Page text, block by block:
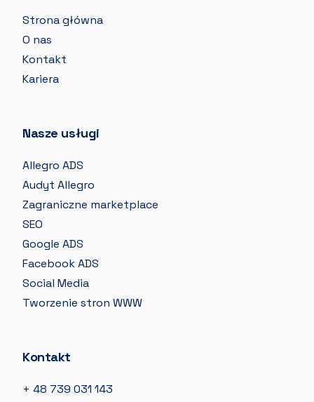
Strona główna
O nas
Kontakt
Kariera
Nasze usługi
Allegro ADS
Audyt Allegro
Zagraniczne marketplace
SEO
Google ADS
Facebook ADS
Social Media
Tworzenie stron WWW
Kontakt
+ 48 739 031 143